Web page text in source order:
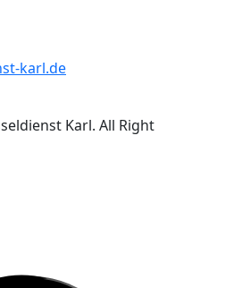
karl.de
Karl. All Right